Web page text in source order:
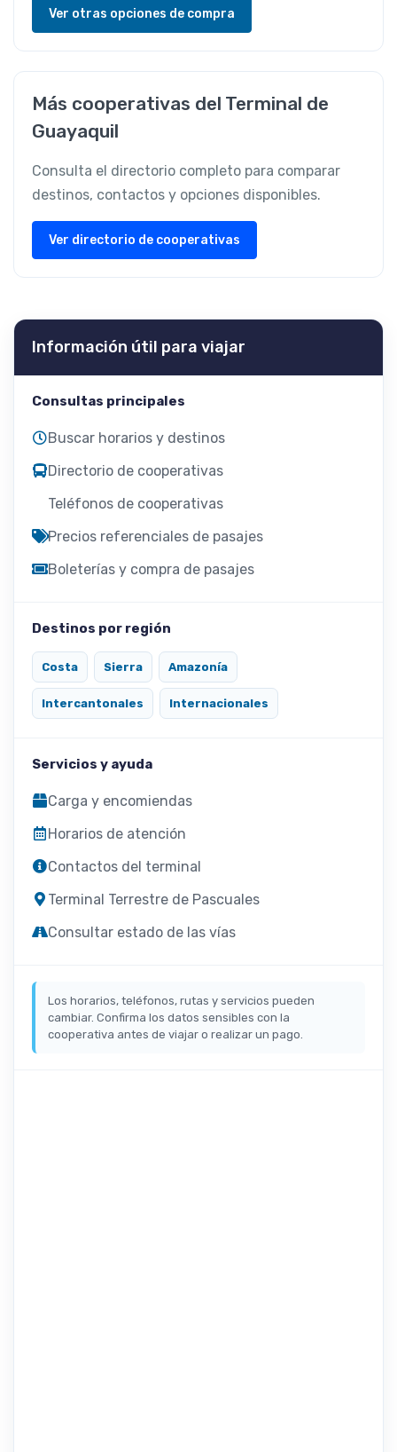
Ver otras opciones de compra
Más cooperativas del Terminal de
Guayaquil
Consulta el directorio completo para comparar
destinos, contactos y opciones disponibles.
Ver directorio de cooperativas
Información útil para viajar
Consultas principales
Buscar horarios y destinos
Directorio de cooperativas
Teléfonos de cooperativas
Precios referenciales de pasajes
Boleterías y compra de pasajes
Destinos por región
Costa Sierra Amazonía
Intercantonales Internacionales
Servicios y ayuda
Carga y encomiendas
Horarios de atención
Contactos del terminal
Terminal Terrestre de Pascuales
Consultar estado de las vías
Los horarios, teléfonos, rutas y servicios pueden
cambiar. Confirma los datos sensibles con la
cooperativa antes de viajar o realizar un pago.